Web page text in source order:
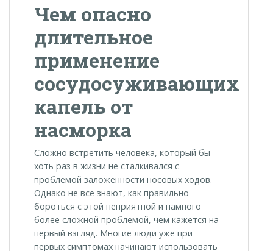
Чем опасно
длительное
применение
сосудосуживающих
капель от
насморка
Сложно встретить человека, который бы
хоть раз в жизни не сталкивался с
проблемой заложенности носовых ходов.
Однако не все знают, как правильно
бороться с этой неприятной и намного
более сложной проблемой, чем кажется на
первый взгляд. Многие люди уже при
первых симптомах начинают использовать